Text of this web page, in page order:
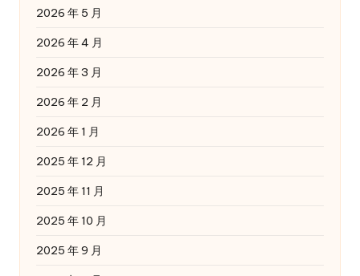
2026 年 5 月
2026 年 4 月
2026 年 3 月
2026 年 2 月
2026 年 1 月
2025 年 12 月
2025 年 11 月
2025 年 10 月
2025 年 9 月